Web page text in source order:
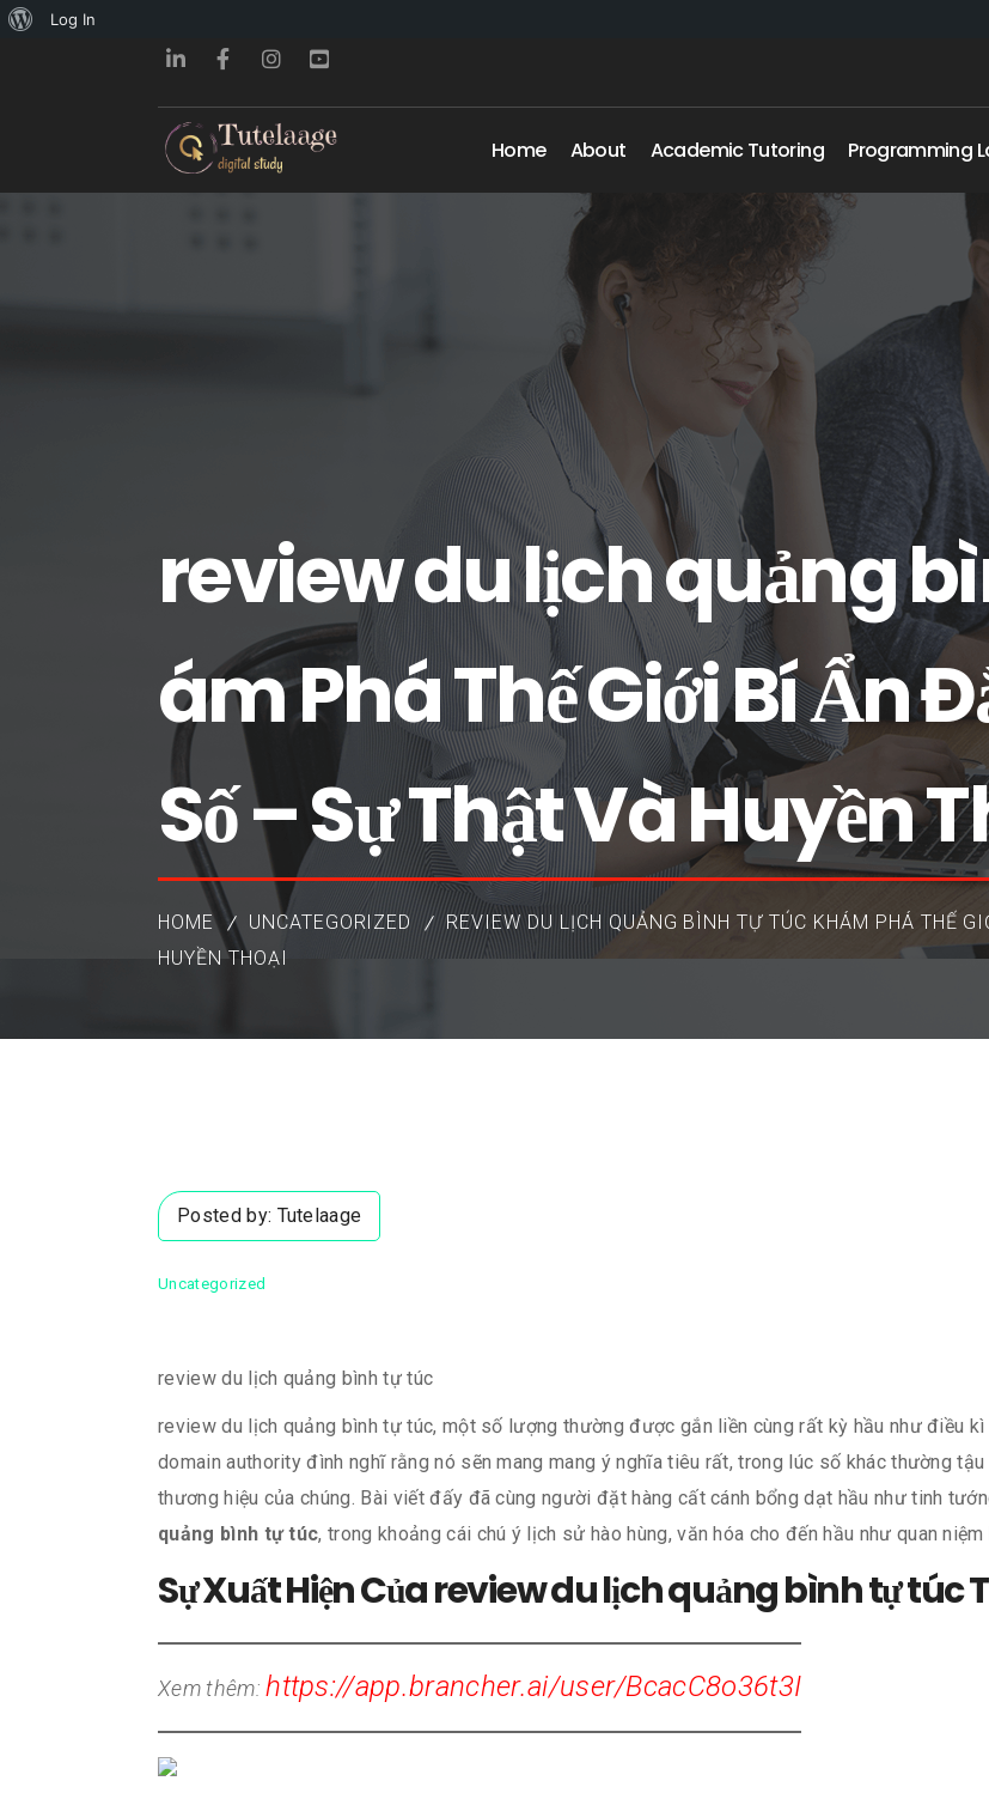
About
Log In
Home About Academic Tutoring Programming
review du lịch quảng
ám Phá Thế Giới Bí Ẩn
Số – Sự Thật Và Huyền
HOME UNCATEGORIZED
REVIEW DU LỊCH QUẢNG BÌNH TỰ TÚC KHÁM PHÁ THẾ
HUYỀN THOẠI
Posted by: Tutelaage
Uncategorized
review du lịch quảng bình tự túc
review du lịch quảng bình tự túc, một số lượng thường được gắn liền cùng rất kỳ hầu như điều
domain authority đình nghĩ rằng nó sẽn mang mang ý nghĩa tiêu rất, trong lúc số khác thường
thương hiệu của chúng. Bài viết đấy đã cùng người đặt hàng cất cánh bổng dạt hầu như tinh
quảng bình tự túc, trong khoảng cái chú ý lịch sử hào hùng, văn hóa cho đến hầu như quan niệm
Sự Xuất Hiện Của review du lịch quảng bình tự túc
Xem thêm:https://app.brancher.ai/user/BcacC8o36t3I